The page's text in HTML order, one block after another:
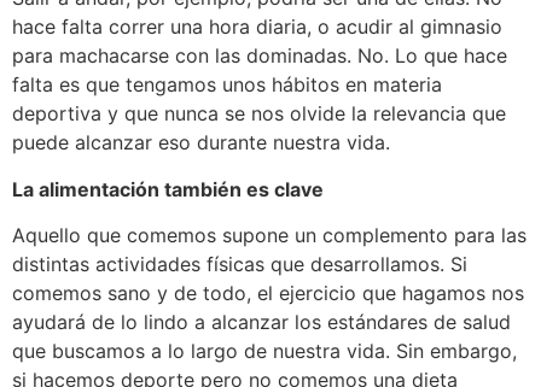
hace falta correr una hora diaria, o acudir al gimnasio
para machacarse con las dominadas. No. Lo que hace
falta es que tengamos unos hábitos en materia
deportiva y que nunca se nos olvide la relevancia que
puede alcanzar eso durante nuestra vida.
La alimentación también es clave
Aquello que comemos supone un complemento para las
distintas actividades físicas que desarrollamos. Si
comemos sano y de todo, el ejercicio que hagamos nos
ayudará de lo lindo a alcanzar los estándares de salud
que buscamos a lo largo de nuestra vida. Sin embargo,
si hacemos deporte pero no comemos una dieta